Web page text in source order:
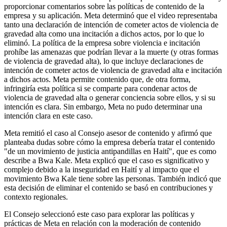
proporcionar comentarios sobre las políticas de contenido de la
empresa y su aplicación. Meta determinó que el video representaba
tanto una declaración de intención de cometer actos de violencia de
gravedad alta como una incitación a dichos actos, por lo que lo
eliminó. La política de la empresa sobre violencia e incitación
prohíbe las amenazas que podrían llevar a la muerte (y otras formas
de violencia de gravedad alta), lo que incluye declaraciones de
intención de cometer actos de violencia de gravedad alta e incitación
a dichos actos. Meta permite contenido que, de otra forma,
infringiría esta política si se comparte para condenar actos de
violencia de gravedad alta o generar conciencia sobre ellos, y si su
intención es clara. Sin embargo, Meta no pudo determinar una
intención clara en este caso.
Meta remitió el caso al Consejo asesor de contenido y afirmó que
planteaba dudas sobre cómo la empresa debería tratar el contenido
"de un movimiento de justicia antipandillas en Haití", que es como
describe a Bwa Kale. Meta explicó que el caso es significativo y
complejo debido a la inseguridad en Haití y al impacto que el
movimiento Bwa Kale tiene sobre las personas. También indicó que
esta decisión de eliminar el contenido se basó en contribuciones y
contexto regionales.
El Consejo seleccionó este caso para explorar las políticas y
prácticas de Meta en relación con la moderación de contenido